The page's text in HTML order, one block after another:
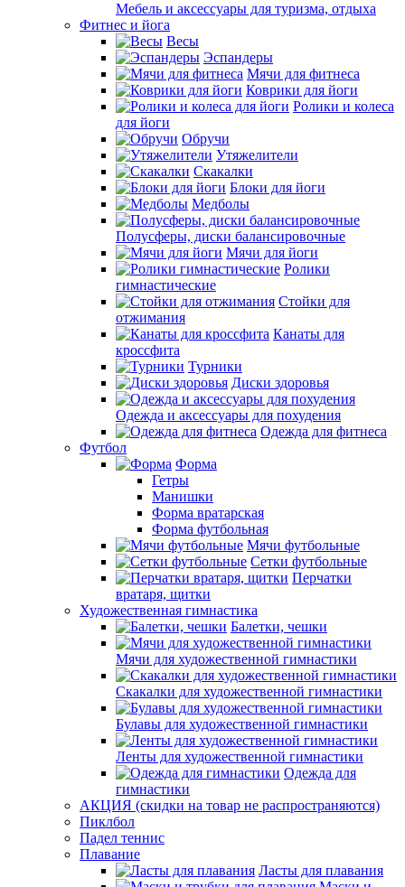
Мебель и аксессуары для туризма, отдыха
Фитнес и йога
Весы
Эспандеры
Мячи для фитнеса
Коврики для йоги
Ролики и колеса
для йоги
Обручи
Утяжелители
Скакалки
Блоки для йоги
Медболы
Полусферы, диски балансировочные
Мячи для йоги
Ролики
гимнастические
Стойки для
отжимания
Канаты для
кроссфита
Турники
Диски здоровья
Одежда и аксессуары для похудения
Одежда для фитнеса
Футбол
Форма
Гетры
Манишки
Форма вратарская
Форма футбольная
Мячи футбольные
Сетки футбольные
Перчатки
вратаря, щитки
Художественная гимнастика
Балетки, чешки
Мячи для художественной гимнастики
Скакалки для художественной гимнастики
Булавы для художественной гимнастики
Ленты для художественной гимнастики
Одежда для
гимнастики
АКЦИЯ (скидки на товар не распространяются)
Пиклбол
Падел теннис
Плавание
Ласты для плавания